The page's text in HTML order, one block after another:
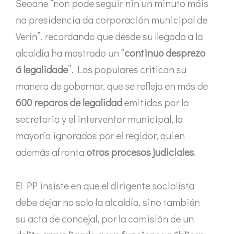
Seoane “non pode seguir nin un minuto máis
na presidencia da corporación municipal de
Verín”, recordando que desde su llegada a la
alcaldía ha mostrado un “continuo desprezo
á legalidade”. Los populares critican su
manera de gobernar, que se refleja en más de
600 reparos de legalidademitidos por la
secretaria y el interventor municipal, la
mayoría ignorados por el regidor, quien
además afrontaotros procesos judiciales.
El PP insiste en que el dirigente socialista
debe dejar no solo la alcaldía, sino también
su acta de concejal, por la comisión de un